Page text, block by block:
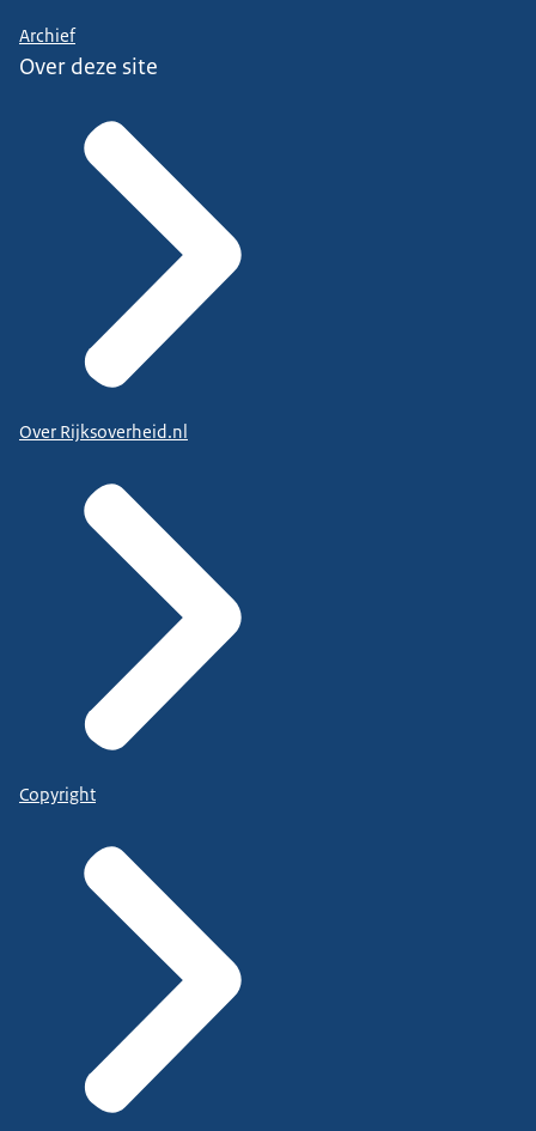
Archief
Over deze site
Over Rijksoverheid.nl
Copyright